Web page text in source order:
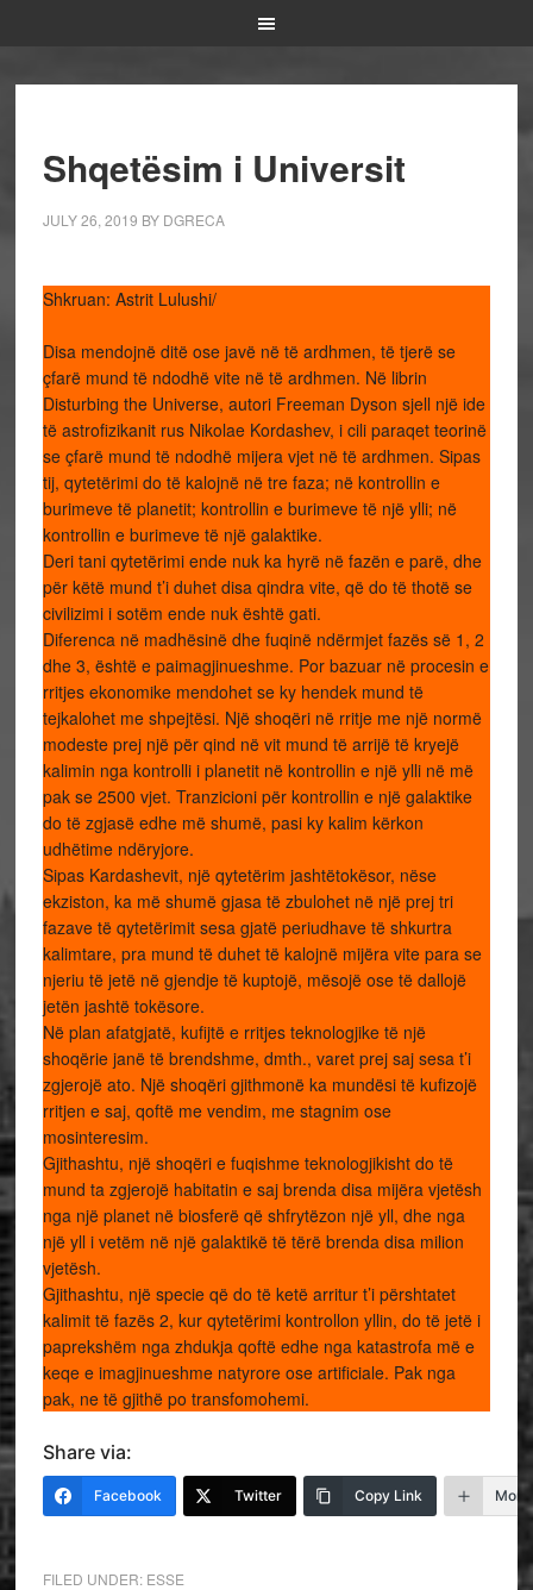
Shqetësim i Universit
JULY 26, 2019 BY DGRECA
Shkruan: Astrit Lulushi/
Disa mendojnë ditë ose javë në të ardhmen, të tjerë se
çfarë mund të ndodhë vite në të ardhmen. Në librin
Disturbing the Universe, autori Freeman Dyson sjell një ide
të astrofizikanit rus Nikolae Kordashev, i cili paraqet teorinë
se çfarë mund të ndodhë mijera vjet në të ardhmen. Sipas
tij, qytetërimi do të kalojnë në tre faza; në kontrollin e
burimeve të planetit; kontrollin e burimeve të një ylli; në
kontrollin e burimeve të një galaktike.
Deri tani qytetërimi ende nuk ka hyrë në fazën e parë, dhe
për këtë mund t’i duhet disa qindra vite, që do të thotë se
civilizimi i sotëm ende nuk është gati.
Diferenca në madhësinë dhe fuqinë ndërmjet fazës së 1, 2
dhe 3, është e paimagjinueshme. Por bazuar në procesin e
rritjes ekonomike mendohet se ky hendek mund të
tejkalohet me shpejtësi. Një shoqëri në rritje me një normë
modeste prej një për qind në vit mund të arrijë të kryejë
kalimin nga kontrolli i planetit në kontrollin e një ylli në më
pak se 2500 vjet. Tranzicioni për kontrollin e një galaktike
do të zgjasë edhe më shumë, pasi ky kalim kërkon
udhëtime ndëryjore.
Sipas Kardashevit, një qytetërim jashtëtokësor, nëse
ekziston, ka më shumë gjasa të zbulohet në një prej tri
fazave të qytetërimit sesa gjatë periudhave të shkurtra
kalimtare, pra mund të duhet të kalojnë mijëra vite para se
njeriu të jetë në gjendje të kuptojë, mësojë ose të dallojë
jetën jashtë tokësore.
Në plan afatgjatë, kufijtë e rritjes teknologjike të një
shoqërie janë të brendshme, dmth., varet prej saj sesa t’i
zgjerojë ato. Një shoqëri gjithmonë ka mundësi të kufizojë
rritjen e saj, qoftë me vendim, me stagnim ose
mosinteresim.
Gjithashtu, një shoqëri e fuqishme teknologjikisht do të
mund ta zgjerojë habitatin e saj brenda disa mijëra vjetësh
nga një planet në biosferë që shfrytëzon një yll, dhe nga
një yll i vetëm në një galaktikë të tërë brenda disa milion
vjetësh.
Gjithashtu, një specie që do të ketë arritur t’i përshtatet
kalimit të fazës 2, kur qytetërimi kontrollon yllin, do të jetë i
paprekshëm nga zhdukja qoftë edhe nga katastrofa më e
keqe e imagjinueshme natyrore ose artificiale. Pak nga
pak, ne të gjithë po transfomohemi.
Share via:
Facebook Twitter Copy Link More
FILED UNDER: ESSE